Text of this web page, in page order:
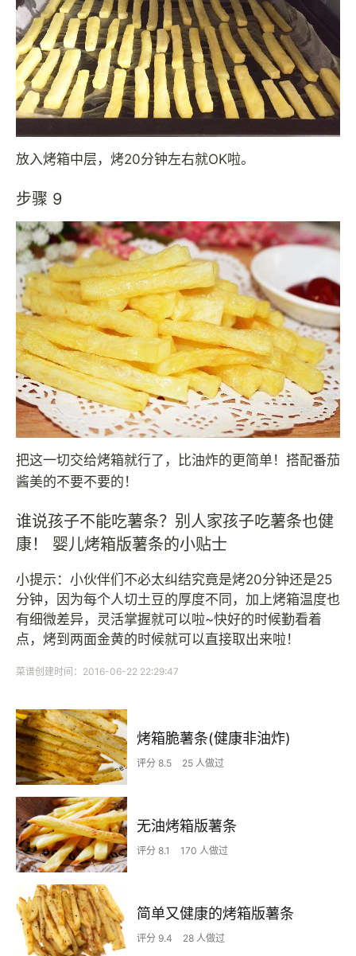
放入烤箱中层，烤20分钟左右就OK啦。
步骤 9
把这一切交给烤箱就行了，比油炸的更简单！搭配番茄
酱美的不要不要的！
谁说孩子不能吃薯条？别人家孩子吃薯条也健
康！ 婴儿烤箱版薯条的小贴士
小提示：小伙伴们不必太纠结究竟是烤20分钟还是25
分钟，因为每个人切土豆的厚度不同，加上烤箱温度也
有细微差异，灵活掌握就可以啦~快好的时候勤看着
点，烤到两面金黄的时候就可以直接取出来啦！
菜谱创建时间：2016-06-22 22:29:47
烤箱脆薯条(健康非油炸)
评分 8.5 25 人做过
无油烤箱版薯条
评分 8.1 170 人做过
简单又健康的烤箱版薯条
评分 9.4 28 人做过